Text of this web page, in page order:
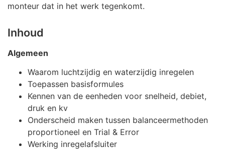
monteur dat in het werk tegenkomt.
Inhoud
Algemeen
Waarom luchtzijdig en waterzijdig inregelen
Toepassen basisformules
Kennen van de eenheden voor snelheid, debiet,
druk en kv
Onderscheid maken tussen balanceermethoden
proportioneel en Trial & Error
Werking inregelafsluiter